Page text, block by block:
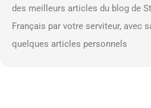
des meilleurs articles du blog de
Français par votre serviteur, avec
quelques articles personnels